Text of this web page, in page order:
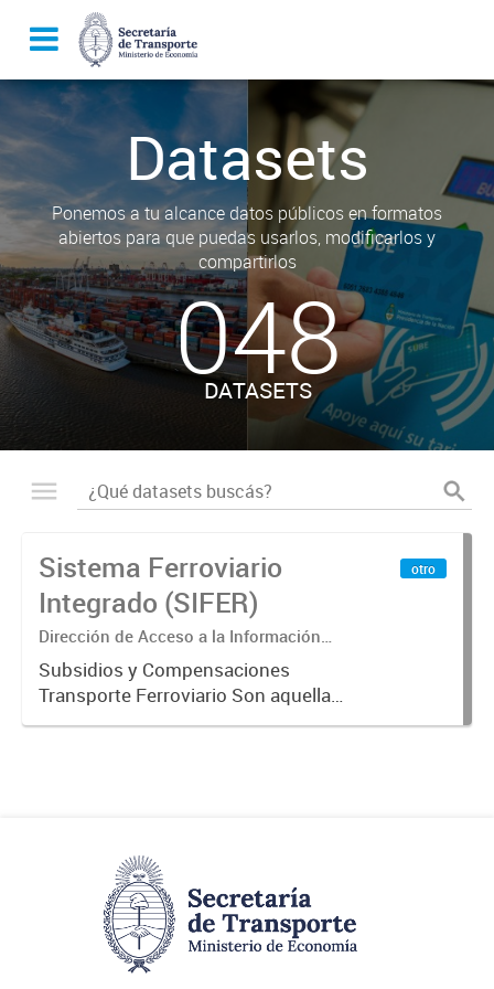
Datasets
Ponemos a tu alcance datos públicos en formatos
abiertos para que puedas usarlos, modificarlos y
compartirlos
048
DATASETS
Sistema Ferroviario
Integrado (SIFER)
Dirección de Acceso a la Información
Pública y Transparencia
Subsidios y Compensaciones
Transporte Ferroviario Son aquellas
transferencias realizadas por la
otro